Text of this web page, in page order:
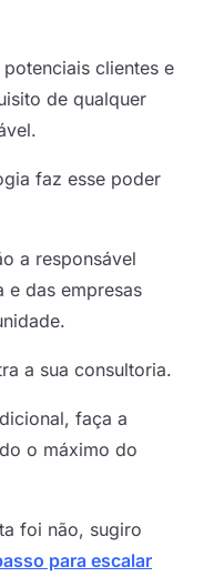
clientes e
de qualquer
faz esse poder
a responsável
e das empresas
a sua consultoria.
faça a
o máximo do
foi não, sugiro
para escalar